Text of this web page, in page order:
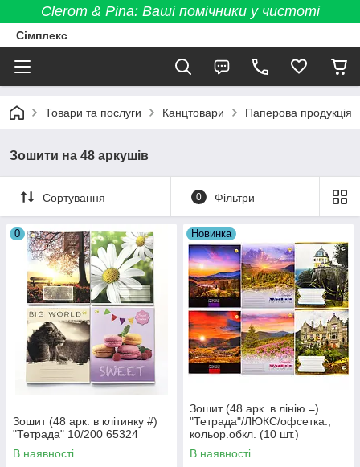
Clerom & Pina: Ваші помічники у чистоті
Сімплекс
Товари та послуги Канцтовари Паперова продукція
Зошити на 48 аркушів
Сортування 0 Фільтри
0
Зошит (48 арк. в клітинку #)
"Тетрада" 10/200 65324
В наявності
Новинка
Зошит (48 арк. в лінію =)
"Тетрада"/ЛЮКС/офсетка.,
кольор.обкл. (10 шт.)
ш.к4820049491364/48200494
90114 65324
В наявності